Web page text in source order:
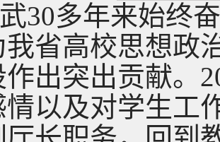
30多年来始终
我省高校思想政
出突出贡献。
情以及对学生工